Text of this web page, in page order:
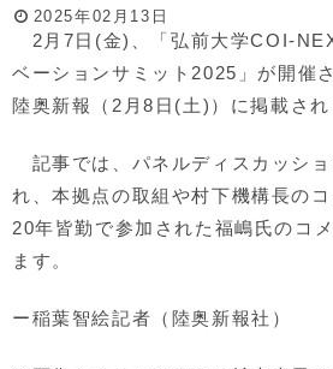
2025年02月13日
2月7日(金)、「弘前大学COI-
ベーションサミット2025」が開催
陸奥新報（2月8日(土)）に掲載され
記事では、パネルディスカッショ
れ、本拠点の取組や村下機構長の
20年皆勤で参加された福嶋氏のコ
ます。
ー稲葉智絵記者（陸奥新報社）